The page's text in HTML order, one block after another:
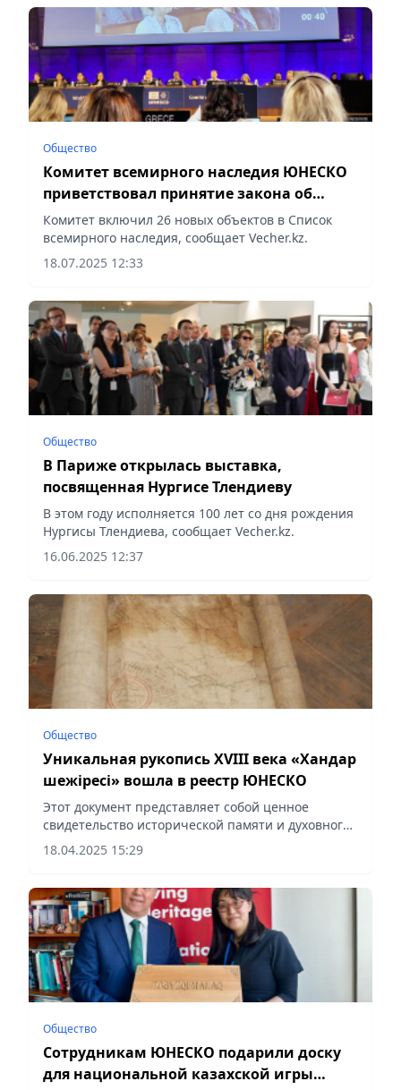
Общество
Комитет всемирного наследия ЮНЕСКО
приветствовал принятие закона об
особом статусе Туркестана
Комитет включил 26 новых объектов в Список
всемирного наследия, сообщает Vecher.kz.
18.07.2025 12:33
Общество
В Париже открылась выставка,
посвященная Нургисе Тлендиеву
В этом году исполняется 100 лет со дня рождения
Нургисы Тлендиева, сообщает Vecher.kz.
16.06.2025 12:37
Общество
Уникальная рукопись XVIII века «Хандар
шежіресі» вошла в реестр ЮНЕСКО
Этот документ представляет собой ценное
свидетельство исторической памяти и духовного
наследия казахского народа, сообщает Vecher.kz.
18.04.2025 15:29
Общество
Сотрудникам ЮНЕСКО подарили доску
для национальной казахской игры